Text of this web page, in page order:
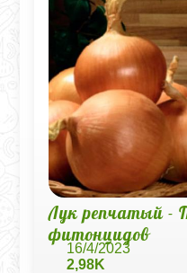
Лук репчатый -
фитонцидов
16/4/2023
2,98K